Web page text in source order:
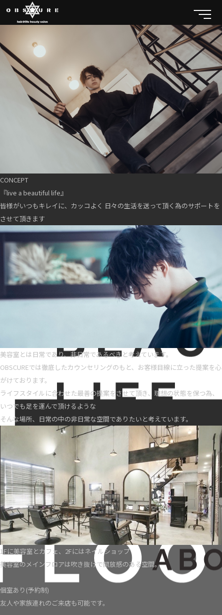
CONCEPT
『live a beautiful life』
皆様がいつもキレイに、カッコよく 日々の生活を送って頂く為のサポートを
させて頂きます
美容室とは日常であり、非日常であるべきと考えています。
OBSCUREでは徹底したカウンセリングのもと、お客様目線に立った提案を心
がけております。
ライフスタイルに合わせた最善の提案をさせて頂き、理想の状態を保つ為、
いつでも足を運んで頂けるような
そんな場所、日常の中の非日常な空間でありたいと考えています。
1Fに美容室とカフェ、2Fにはネイルショップ
美容室のメインフロアは吹き抜けで開放感のある空間。
個室あり(予約制)
友人や家族連れのご来店も可能です。